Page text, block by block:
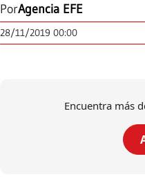
PorAgencia EFE
28/11/2019 00:00
Encuentra más